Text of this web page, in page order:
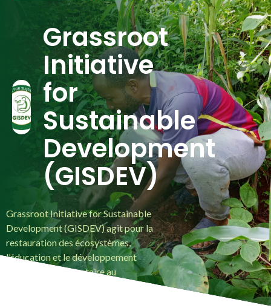
Grassroot
Initiative
for
Sustainable
Development
(GISDEV)
Grassroot Initiative for Sustainable
Development (GISDEV) agit pour la
restauration des écosystèmes,
l’éducation et le développement
durable communautaire au